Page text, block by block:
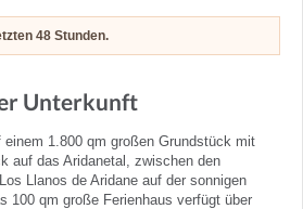
48 Stunden.
Unterkunft
1.800 qm großen Grundstück mit
auf das Aridanetal, zwischen den
Llanos de Aridane auf der sonnigen
100 qm große Ferienhaus verfügt über